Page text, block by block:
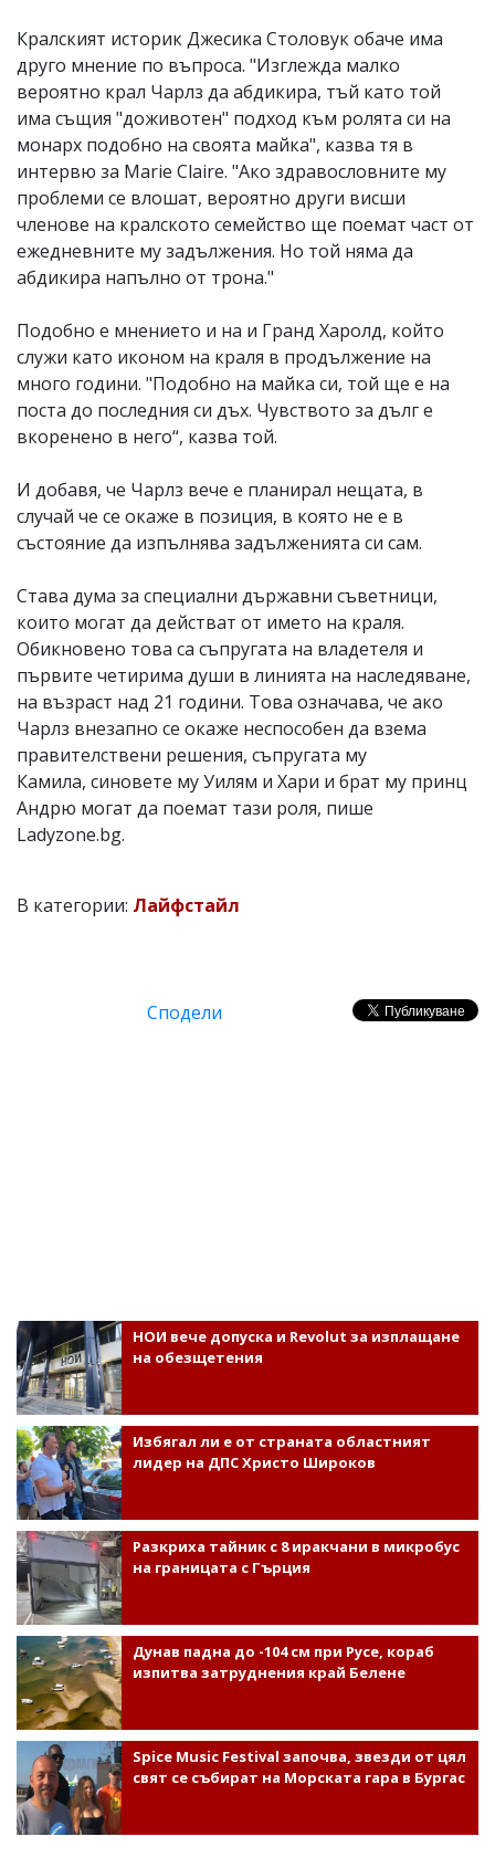
Кралският историк Джесика Столовук обаче има
друго мнение по въпроса. "Изглежда малко
вероятно крал Чарлз да абдикира, тъй като той
има същия "доживотен" подход към ролята си на
монарх подобно на своята майка", казва тя в
интервю за Marie Claire. "Ако здравословните му
проблеми се влошат, вероятно други висши
членове на кралското семейство ще поемат част от
ежедневните му задължения. Но той няма да
абдикира напълно от трона."
Подобно е мнението и на и Гранд Харолд, който
служи като иконом на краля в продължение на
много години. "Подобно на майка си, той ще е на
поста до последния си дъх. Чувството за дълг е
вкоренено в него“, казва той.
И добавя, че Чарлз вече е планирал нещата, в
случай че се окаже в позиция, в която не е в
състояние да изпълнява задълженията си сам.
Става дума за специални държавни съветници,
които могат да действат от името на краля.
Обикновено това са съпругата на владетеля и
първите четирима души в линията на наследяване,
на възраст над 21 години. Това означава, че ако
Чарлз внезапно се окаже неспособен да взема
правителствени решения, съпругата му
Камила, синовете му Уилям и Хари и брат му принц
Андрю могат да поемат тази роля, пише
Ladyzone.bg.
В категории: Лайфстайл
Сподели
НОИ вече допуска и Revolut за изплащане
на обезщетения
Избягал ли е от страната областният
лидер на ДПС Христо Широков
Разкриха тайник с 8 иракчани в микробус
на границата с Гърция
Дунав падна до -104 см при Русе, кораб
изпитва затруднения край Белене
Spice Music Festival започва, звезди от цял
свят се събират на Морската гара в Бургас